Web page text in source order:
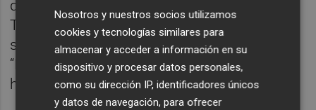
quedarte” o “Cuando hables con él”.
Tampoco ha faltado el juego con nuevas
sonoridades, como el nuevo dancebreak de
“Miamor” con “Toxic” de Britney Spears, que
ha encendido al público.
Nosotros y nuestros socios utilizamos
cookies y tecnologías similares para
almacenar y acceder a información en su
dispositivo y procesar datos personales,
como su dirección IP, identificadores únicos
y datos de navegación, para ofrecer